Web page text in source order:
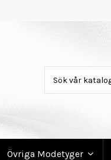
Övriga Modetyger